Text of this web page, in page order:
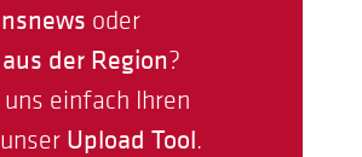
oder
der Region?
uns einfach Ihren
Upload Tool.